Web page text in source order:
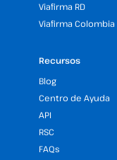
Viafirma RD
Viafirma Colombia
Recursos
Blog
Centro de Ayuda
API
RSC
FAQs